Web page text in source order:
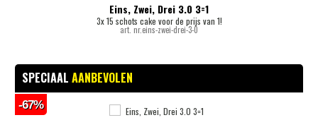
Eins, Zwei, Drei 3.0 3=1
3x 15 schots cake voor de prijs van 1!
art. nr.eins-zwei-drei-3-0
SPECIAAL AANBEVOLEN
-67%